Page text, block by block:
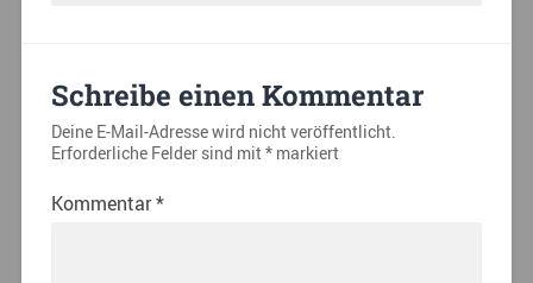
Schreibe einen Kommentar
Deine E-Mail-Adresse wird nicht veröffentlicht.
Erforderliche Felder sind mit*markiert
Kommentar*